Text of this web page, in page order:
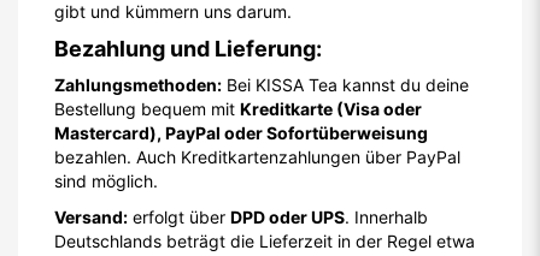
gibt und kümmern uns darum.
Bezahlung und Lieferung:
Zahlungsmethoden: Bei KISSA Tea kannst du deine
Bestellung bequem mit Kreditkarte (Visa oder
Mastercard), PayPal oder Sofortüberweisung
bezahlen. Auch Kreditkartenzahlungen über PayPal
sind möglich.
Versand: erfolgt über DPD oder UPS. Innerhalb
Deutschlands beträgt die Lieferzeit in der Regel etwa